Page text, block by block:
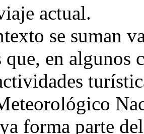
actual.
se suman
en algunos
forma parte